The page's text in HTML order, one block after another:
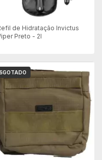
de Hidratação Invictus
Preto - 2l